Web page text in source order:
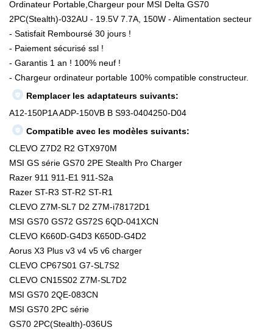
Ordinateur Portable,Chargeur pour MSI Delta GS70
2PC(Stealth)-032AU - 19.5V 7.7A, 150W - Alimentation secteur
- Satisfait Remboursé 30 jours !
- Paiement sécurisé ssl !
- Garantis 1 an ! 100% neuf !
- Chargeur ordinateur portable 100% compatible constructeur.
Remplacer les adaptateurs suivants:
A12-150P1A ADP-150VB B S93-0404250-D04
Compatible avec les modèles suivants:
CLEVO Z7D2 R2 GTX970M
MSI GS série GS70 2PE Stealth Pro Charger
Razer 911 911-E1 911-S2a
Razer ST-R3 ST-R2 ST-R1
CLEVO Z7M-SL7 D2 Z7M-i78172D1
MSI GS70 GS72 GS72S 6QD-041XCN
CLEVO K660D-G4D3 K650D-G4D2
Aorus X3 Plus v3 v4 v5 v6 charger
CLEVO CP67S01 G7-SL7S2
CLEVO CN15S02 Z7M-SL7D2
MSI GS70 2QE-083CN
MSI GS70 2PC série
GS70 2PC(Stealth)-036US